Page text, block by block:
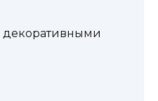
декоративными